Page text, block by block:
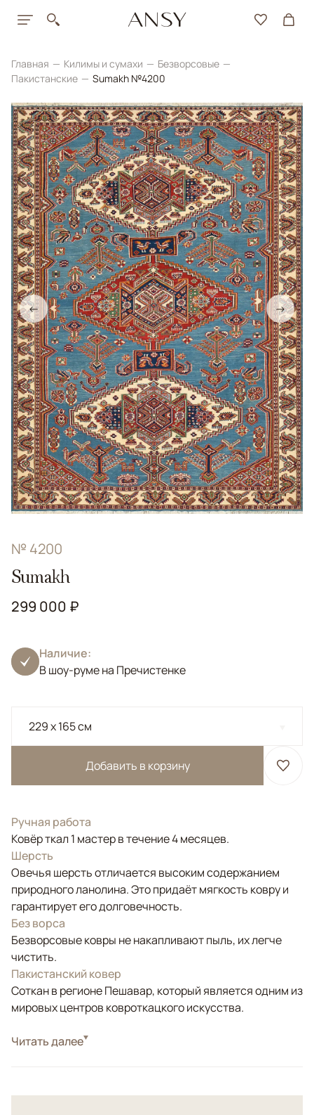
Главная Килимы и сумахи
Безворсовые
Пакистанские
Sumakh №4200
← →
№ 4200
Sumakh
299 000 ₽
Наличие:
В шоу-руме на Пречистенке
229 x 165 см
Добавить в корзину
Ручная работа
Ковёр ткал 1 мастер в течение 4 месяцев.
Шерсть
Овечья шерсть отличается высоким содержанием
природного ланолина. Это придаёт мягкость ковру и
гарантирует его долговечность.
Без ворса
Безворсовые ковры не накапливают пыль, их легче
чистить.
Пакистанский ковер
Соткан в регионе Пешавар, который является одним из
мировых центров ковроткацкого искусства.
СтильКилимы и сумахи
Читать далее